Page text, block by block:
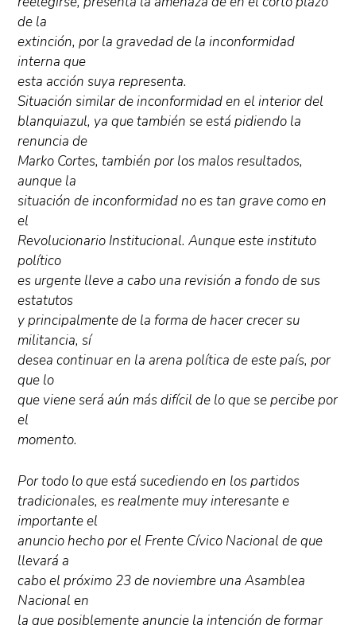
de la
extinción, por la gravedad de la inconformidad
interna que
esta acción suya representa.
Situación similar de inconformidad en el interior del
blanquiazul, ya que también se está pidiendo la
renuncia de
Marko Cortes, también por los malos resultados,
aunque la
situación de inconformidad no es tan grave como en
el
Revolucionario Institucional. Aunque este instituto
político
es urgente lleve a cabo una revisión a fondo de sus
estatutos
y principalmente de la forma de hacer crecer su
militancia, sí
desea continuar en la arena política de este país, por
que lo
que viene será aún más difícil de lo que se percibe por
el
momento.
Por todo lo que está sucediendo en los partidos
tradicionales, es realmente muy interesante e
importante el
anuncio hecho por el Frente Cívico Nacional de que
llevará a
cabo el próximo 23 de noviembre una Asamblea
Nacional en
la que posiblemente anuncie la intención de formar